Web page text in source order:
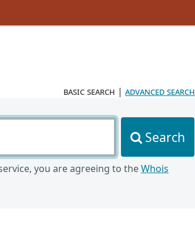
basic search | advanced search
Search
you are agreeing to theWhois